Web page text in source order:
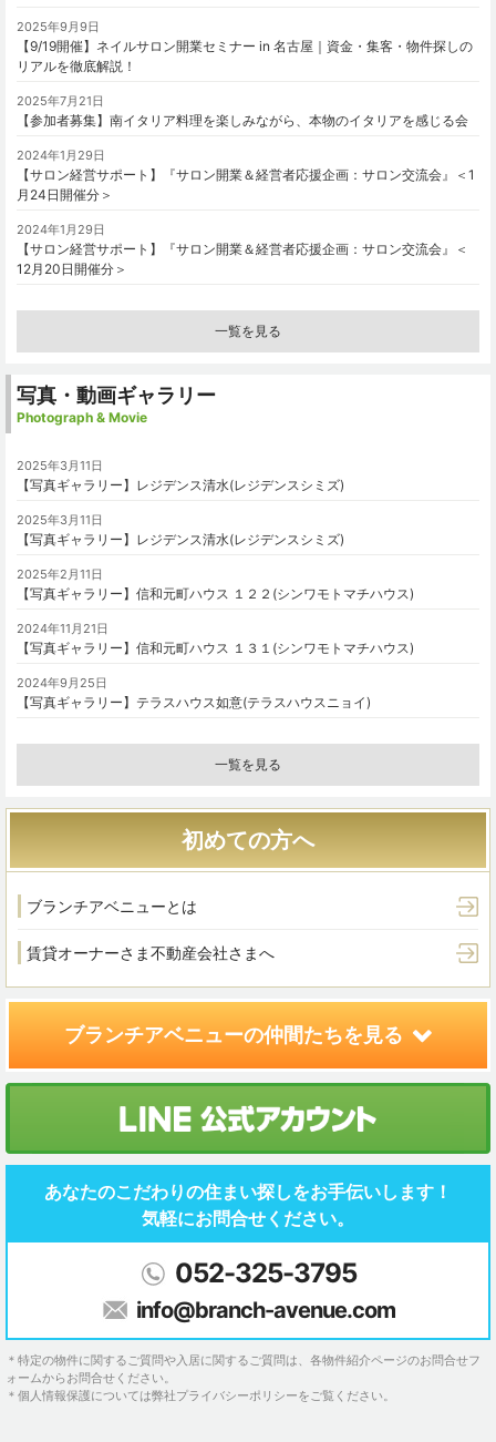
2025年9月9日
【9/19開催】ネイルサロン開業セミナー in 名古屋｜資金・集客・物件探しの
リアルを徹底解説！
2025年7月21日
【参加者募集】南イタリア料理を楽しみながら、本物のイタリアを感じる会
2024年1月29日
【サロン経営サポート】『サロン開業＆経営者応援企画：サロン交流会』＜1
月24日開催分＞
2024年1月29日
【サロン経営サポート】『サロン開業＆経営者応援企画：サロン交流会』＜
12月20日開催分＞
一覧を見る
写真・動画ギャラリー
Photograph & Movie
2025年3月11日
【写真ギャラリー】レジデンス清水(レジデンスシミズ)
2025年3月11日
【写真ギャラリー】レジデンス清水(レジデンスシミズ)
2025年2月11日
【写真ギャラリー】信和元町ハウス １２２(シンワモトマチハウス)
2024年11月21日
【写真ギャラリー】信和元町ハウス １３１(シンワモトマチハウス)
2024年9月25日
【写真ギャラリー】テラスハウス如意(テラスハウスニョイ)
一覧を見る
初めての方へ
ブランチアベニューとは
賃貸オーナーさま不動産会社さまへ
ブランチアベニューの仲間たちを見る
あなたのこだわりの住まい探しをお手伝いします！
気軽にお問合せください。
052-325-3795
info@branch-avenue.com
＊特定の物件に関するご質問や入居に関するご質問は、各物件紹介ページのお問合せフ
ォームからお問合せください。
＊個人情報保護については弊社プライバシーポリシーをご覧ください。